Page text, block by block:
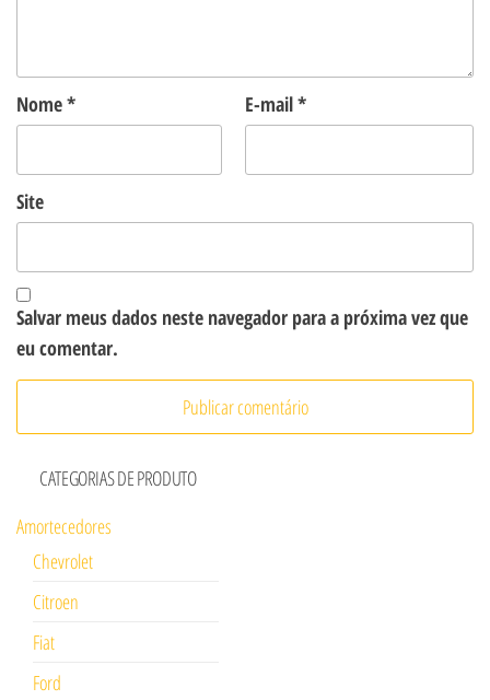
Nome* E-mail*
Site
Salvar meus dados neste navegador para a próxima vez que
eu comentar.
CATEGORIAS DE PRODUTO
Amortecedores
Chevrolet
Citroen
Fiat
Ford